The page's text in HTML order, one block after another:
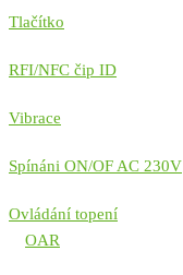
Tlačítko
RFI/NFC čip ID
Vibrace
Spínáni ON/OF AC 230V
Ovládání topení
OAR